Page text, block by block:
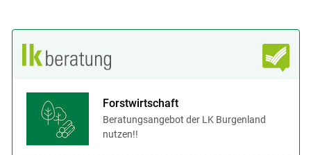
Forstwirtschaft
Beratungsangebot der LK Burgenland
nutzen!!